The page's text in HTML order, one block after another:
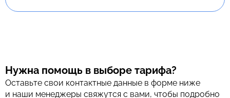
Нужна помощь в выборе тарифа?
Оставьте свои контактные данные в форме ниже
и наши менеджеры свяжутся с вами, чтобы подробно